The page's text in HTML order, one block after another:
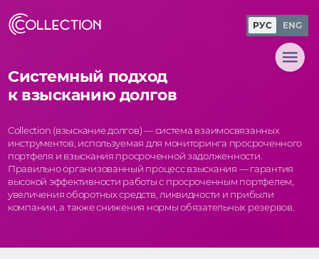
content
Системный подход
к взысканию долгов
Collection (взыскание долгов) — система взаимосвязанных
инструментов, используемая для мониторинга просроченного
портфеля и взыскания просроченной задолженности.
Правильно организованный процесс взыскания — гарантия
высокой эффективности работы с просроченным портфелем,
увеличения оборотных средств, ликвидности и прибыли
компании, а также снижения нормы обязательных резервов.
РУС ENG